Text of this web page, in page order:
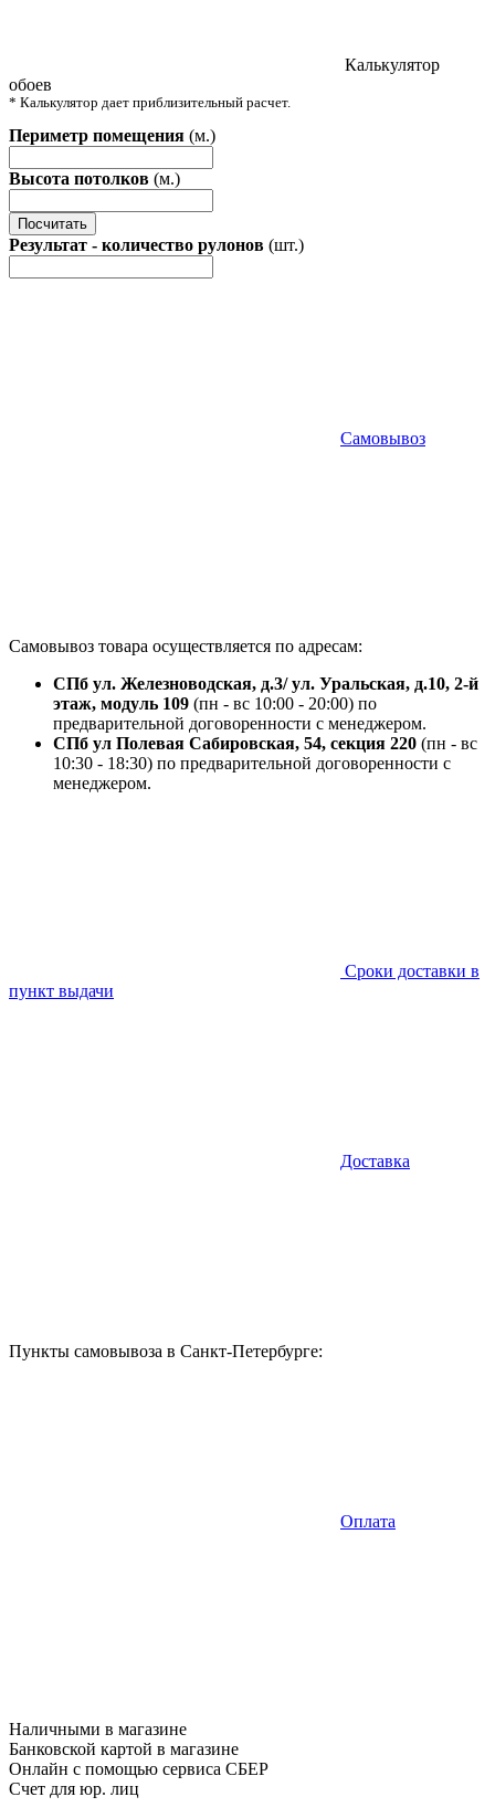
Калькулятор
обоев
* Калькулятор дает приблизительный расчет.
Периметр помещения (м.)
Высота потолков (м.)
Посчитать
Результат - количество рулонов (шт.)
Самовывоз
Самовывоз товара осуществляется по адресам:
СПб ул. Железноводская, д.3/ ул. Уральская, д.10, 2-й
этаж, модуль 109 (пн - вс 10:00 - 20:00) по
предварительной договоренности с менеджером.
СПб ул Полевая Сабировская, 54, секция 220 (пн - вс
10:30 - 18:30) по предварительной договоренности с
менеджером.
Сроки доставки в
пункт выдачи
Доставка
Пункты самовывоза в Санкт-Петербурге:
Оплата
Наличными в магазине
Банковской картой в магазине
Онлайн с помощью сервиса СБЕР
Счет для юр. лиц